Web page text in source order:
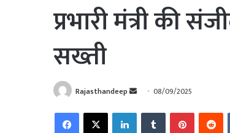
प्रभारी मंत्री की
सख्ती
Rajasthandeep
Send
email
08/09/2025
FacebookX LinkedInTumblr Pinterest